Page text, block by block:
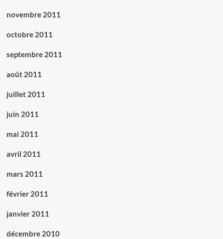
novembre 2011
octobre 2011
septembre 2011
août 2011
juillet 2011
juin 2011
mai 2011
avril 2011
mars 2011
février 2011
janvier 2011
décembre 2010